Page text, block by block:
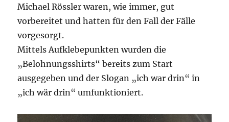
Michael Rössler waren, wie immer, gut
vorbereitet und hatten für den Fall der Fälle
vorgesorgt.
Mittels Aufklebepunkten wurden die
„Belohnungsshirts“ bereits zum Start
ausgegeben und der Slogan „ich war drin“ in
„ich wär drin“ umfunktioniert.